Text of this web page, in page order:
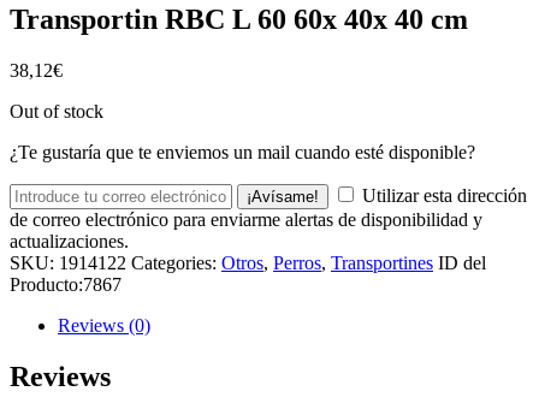
Transportin RBC L 60 60x 40x 40 cm
38,12€
Out of stock
¿Te gustaría que te enviemos un mail cuando esté disponible?
¡Avísame!
Utilizar esta dirección
de correo electrónico para enviarme alertas de disponibilidad y
actualizaciones.
SKU: 1914122 Categories: Otros, Perros, Transportines ID del
Producto:7867
Reviews (0)
Reviews